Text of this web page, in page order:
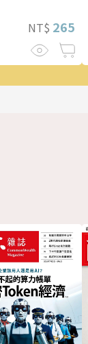
NT$ 265